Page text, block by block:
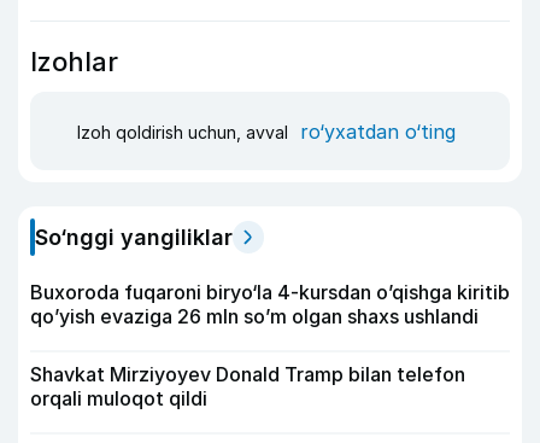
Izohlar
Izoh qoldirish uchun, avval ro‘yxatdan o‘ting
So‘nggi yangiliklar
Buxoroda fuqaroni biryo‘la 4-kursdan o’qishga kiritib
qo’yish evaziga 26 mln so’m olgan shaxs ushlandi
Shavkat Mirziyoyev Donald Tramp bilan telefon
orqali muloqot qildi